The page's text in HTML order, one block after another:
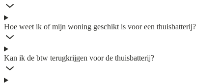
Hoe weet ik of mijn woning geschikt is voor een thuisbatterij?
Kan ik de btw terugkrijgen voor de thuisbatterij?